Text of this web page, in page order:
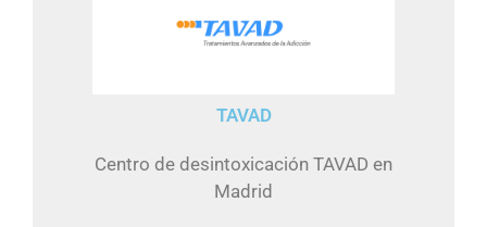
TAVAD
Centro de desintoxicación TAVAD en
Madrid